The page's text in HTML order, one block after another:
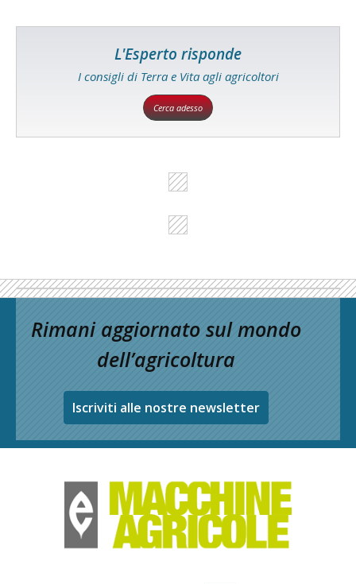
L'Esperto risponde
I consigli di Terra e Vita agli agricoltori
Cerca adesso
Rimani aggiornato sul mondo
dell’agricoltura
Iscriviti alle nostre newsletter